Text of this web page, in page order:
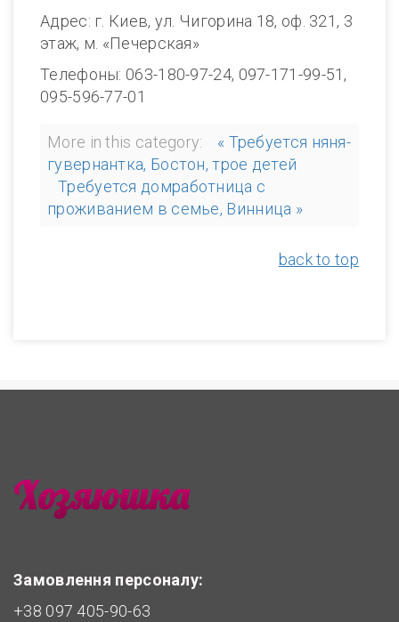
Адрес: г. Киев, ул. Чигорина 18, оф. 321, 3
этаж, м. «Печерская»
Телефоны: 063-180-97-24, 097-171-99-51,
095-596-77-01
More in this category:
« Требуется няня-
гувернантка, Бостон, трое детей
Требуется домработница с
проживанием в семье, Винница »
back to top
Замовлення персоналу:
+38 097 405-90-63